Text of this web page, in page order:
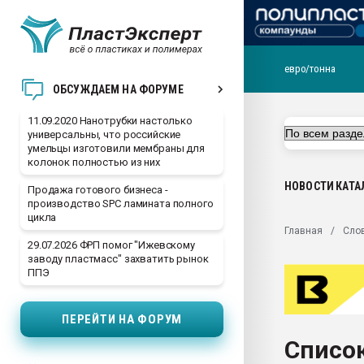
ОБСУЖДАЕМ НА ФОРУМЕ
11.09.2020 Нанотрубки настолько
универсальны, что российские
умельцы изготовили мембраны для
колонок полностью из них
Продажа готового бизнеса -
производство SPC ламината полного
цикла
29.07.2026 ФРП помог "Ижевскому
заводу пластмасс" захватить рынок
ППЭ
ПЕРЕЙТИ НА ФОРУМ
28.07.2026
Всё, что касается
Материал поверхности
вакуумного формования
Armaloy PC/ABS-1IM
евро/тонна
НОВОСТИ
Главная